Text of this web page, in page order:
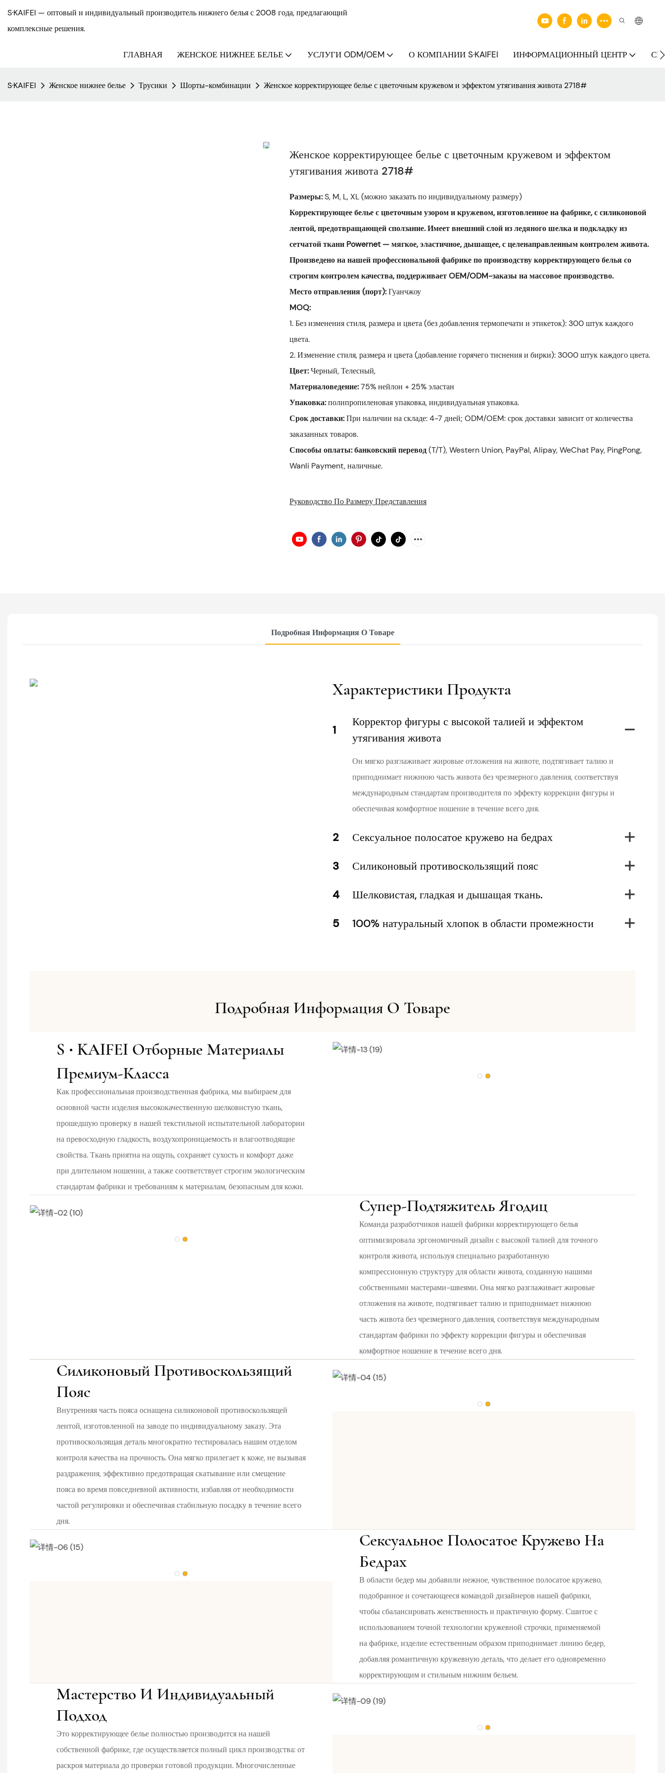
S·KAIFEI — оптовый и индивидуальный производитель нижнего белья с 2008 года, предлагающий
комплексные решения.
ГЛАВНАЯ ЖЕНСКОЕ НИЖНЕЕ БЕЛЬЕ УСЛУГИ ODM/OEM О КОМПАНИИ S·KAIFEI ИНФОРМАЦИОННЫЙ ЦЕНТР
S·KAIFEI Женское нижнее белье Трусики Шорты-комбинации Женское корректирующее белье с цветочным кружевом и эффектом утягивания живота 2718#
Женское корректирующее белье с цветочным кружевом и эффектом
утягивания живота 2718#
Размеры:S, M, L, XL (можно заказать по индивидуальному размеру)
Корректирующее белье с цветочным узором и кружевом, изготовленное на фабрике, с силиконовой
лентой, предотвращающей сползание. Имеет внешний слой из ледяного шелка и подкладку из
сетчатой ​​ткани Powernet — мягкое, эластичное, дышащее, с целенаправленным контролем живота.
Произведено на нашей профессиональной фабрике по производству корректирующего белья со
строгим контролем качества, поддерживает OEM/ODM-заказы на массовое производство.
Место отправления (порт):Гуанчжоу
MOQ:
1. Без изменения стиля, размера и цвета (без добавления термопечати и этикеток): 300 штук каждого
цвета.
2. Изменение стиля, размера и цвета (добавление горячего тиснения и бирки): 3000 штук каждого цвета.
Цвет:Черный, Телесный,
Материаловедение:75% нейлон + 25% эластан
Упаковка:полипропиленовая упаковка, индивидуальная упаковка.
Срок доставки:При наличии на складе: 4-7 дней; ODM/OEM: срок доставки зависит от количества
заказанных товаров.
Способы оплаты: банковский перевод(T/T), Western Union, PayPal, Alipay, WeChat Pay, PingPong,
Wanli Payment, наличные.
Руководство По Размеру Представления
Подробная Информация О Товаре
Характеристики Продукта
1
Корректор фигуры с высокой талией и эффектом
утягивания живота
Он мягко разглаживает жировые отложения на животе, подтягивает талию и
приподнимает нижнюю часть живота без чрезмерного давления, соответствуя
международным стандартам производителя по эффекту коррекции фигуры и
обеспечивая комфортное ношение в течение всего дня.
2
Сексуальное полосатое кружево на бедрах
3
Силиконовый противоскользящий пояс
4
Шелковистая, гладкая и дышащая ткань.
5
100% натуральный хлопок в области промежности
Подробная Информация О Товаре
S · KAIFEI Отборные Материалы
Премиум-Класса
Как профессиональная производственная фабрика, мы выбираем для
основной части изделия высококачественную шелковистую ткань,
прошедшую проверку в нашей текстильной испытательной лаборатории
на превосходную гладкость, воздухопроницаемость и влагоотводящие
свойства. Ткань приятна на ощупь, сохраняет сухость и комфорт даже
при длительном ношении, а также соответствует строгим экологическим
стандартам фабрики и требованиям к материалам, безопасным для кожи.
Супер-Подтяжитель Ягодиц
Команда разработчиков нашей фабрики корректирующего белья
оптимизировала эргономичный дизайн с высокой талией для точного
контроля живота, используя специально разработанную
компрессионную структуру для области живота, созданную нашими
собственными мастерами-швеями. Она мягко разглаживает жировые
отложения на животе, подтягивает талию и приподнимает нижнюю
часть живота без чрезмерного давления, соответствуя международным
стандартам фабрики по эффекту коррекции фигуры и обеспечивая
комфортное ношение в течение всего дня.
Силиконовый Противоскользящий
Пояс
Внутренняя часть пояса оснащена силиконовой противоскользящей
лентой, изготовленной на заводе по индивидуальному заказу. Эта
противоскользящая деталь многократно тестировалась нашим отделом
контроля качества на прочность. Она мягко прилегает к коже, не вызывая
раздражения, эффективно предотвращая скатывание или смещение
пояса во время повседневной активности, избавляя от необходимости
частой регулировки и обеспечивая стабильную посадку в течение всего
дня.
Сексуальное Полосатое Кружево На
Бедрах
В области бедер мы добавили нежное, чувственное полосатое кружево,
подобранное и сочетающееся командой дизайнеров нашей фабрики,
чтобы сбалансировать женственность и практичную форму. Сшитое с
использованием точной технологии кружевной строчки, применяемой
на фабрике, изделие естественным образом приподнимает линию бедер,
добавляя романтичную кружевную деталь, что делает его одновременно
корректирующим и стильным нижним бельем.
Мастерство И Индивидуальный
Подход
Это корректирующее белье полностью производится на нашей
собственной фабрике, где осуществляется полный цикл производства: от
раскроя материала до проверки готовой продукции. Многочисленные